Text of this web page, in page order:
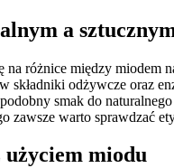
a
różnice między
składniki odżywcze oraz
smak do
zawsze warto sprawdzać
użyciem miodu